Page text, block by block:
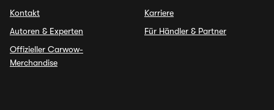
Kontakt
Autoren & Experten
Offizieller Carwow-
Merchandise
Karriere
Für Händler & Partner